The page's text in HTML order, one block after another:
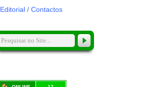
Editorial / Contactos